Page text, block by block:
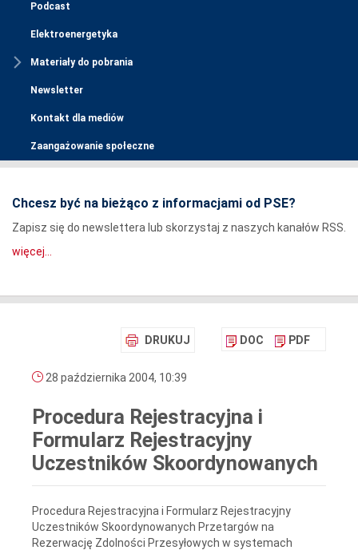
Podcast
Elektroenergetyka
Materiały do pobrania
Newsletter
Kontakt dla mediów
Zaangażowanie społeczne
Chcesz być na bieżąco z informacjami od PSE?
Zapisz się do newslettera lub skorzystaj z naszych kanałów RSS.
więcej...
DRUKUJ DOC PDF
28 października 2004, 10:39
Procedura Rejestracyjna i
Formularz Rejestracyjny
Uczestników Skoordynowanych
Procedura Rejestracyjna i Formularz Rejestracyjny
Uczestników Skoordynowanych Przetargów na
Rezerwację Zdolności Przesyłowych w systemach